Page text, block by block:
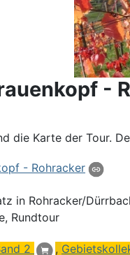
-
die Karte der Tour.
- Rohracker
in Rohracker/
Rundtour
2 ,